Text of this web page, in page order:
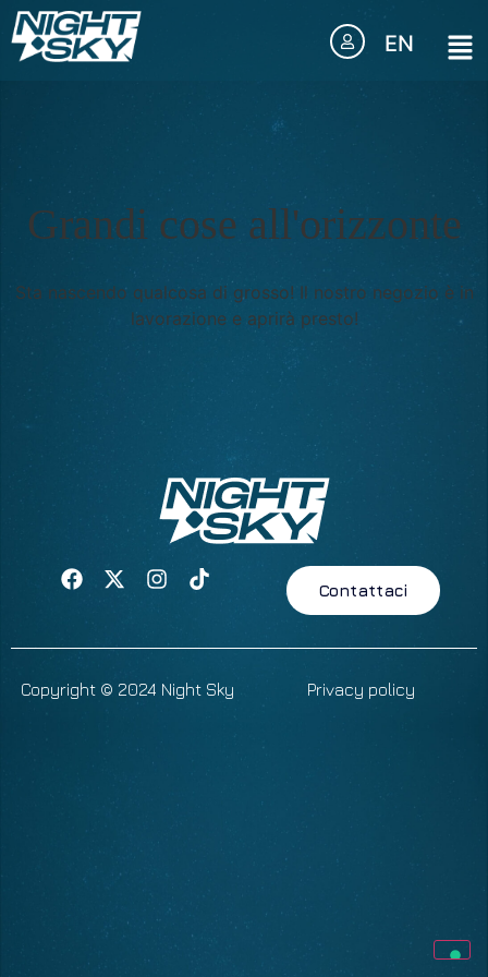
EN
Grandi cose all'orizzonte
Sta nascendo qualcosa di grosso! Il nostro negozio è in
lavorazione e aprirà presto!
Contattaci
Copyright © 2024 Night Sky Privacy policy